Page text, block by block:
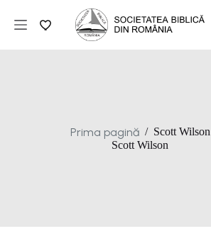
conținut
Prima pagină / Scott Wilson
Scott Wilson